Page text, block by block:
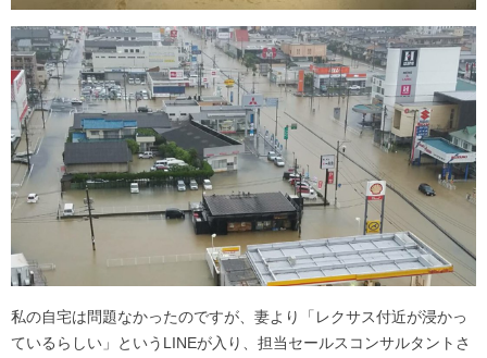
私の自宅は問題なかったのですが、妻より「レクサス付近が浸かっ
ているらしい」というLINEが入り、担当セールスコンサルタントさ